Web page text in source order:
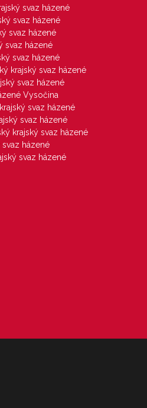
svaz házené
svaz házené
svaz házené
svaz házené
svaz házené
krajský svaz házené
svaz házené
Vysočina
svaz házené
svaz házené
krajský svaz házené
házené
svaz házené